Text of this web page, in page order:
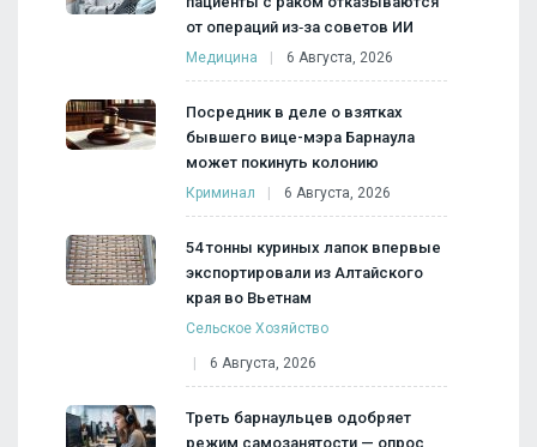
от операций из‑за советов ИИ
Медицина 6 Августа, 2026
Посредник в деле о взятках
бывшего вице-мэра Барнаула
может покинуть колонию
Криминал 6 Августа, 2026
54 тонны куриных лапок впервые
экспортировали из Алтайского
края во Вьетнам
Сельское Хозяйство
6 Августа, 2026
Треть барнаульцев одобряет
режим самозанятости — опрос